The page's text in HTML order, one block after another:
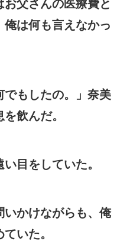
お父さんの医療費と
は何も言えなかっ
もしたの。」奈美
飲んだ。
目をしていた。
かけながらも、俺
いた。